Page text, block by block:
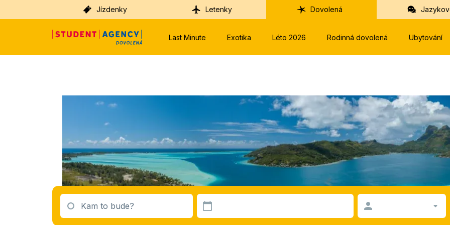
Jízdenky Letenky Dovolená
Last Minute Exotika Léto 2026 Rodinná dovolená Ubytování
Kam to bude?